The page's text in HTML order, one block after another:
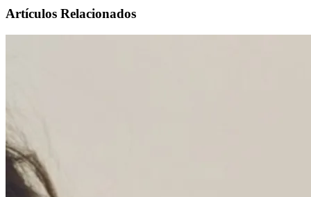
Artículos Relacionados